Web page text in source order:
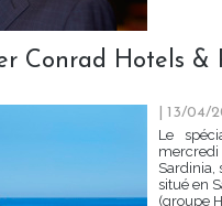
Conrad Hotels &
| 13/04/
Le
Sardinia,
situé en
(groupe